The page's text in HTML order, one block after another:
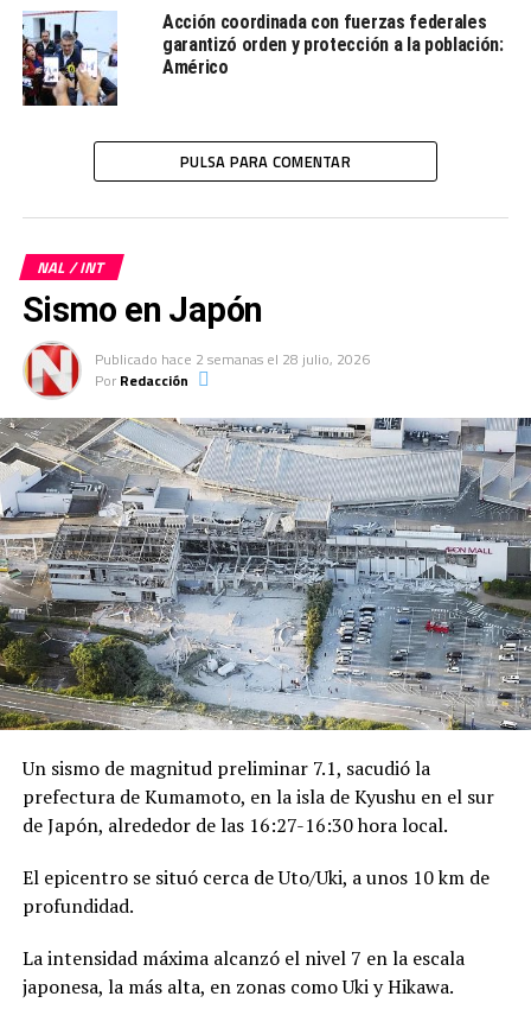
Acción coordinada con fuerzas federales
garantizó orden y protección a la población:
Américo
PULSA PARA COMENTAR
NAL / INT
Sismo en Japón
Publicado hace 2 semanas el 28 julio, 2026
Por Redacción
Un sismo de magnitud preliminar 7.1, sacudió la
prefectura de Kumamoto, en la isla de Kyushu en el sur
de Japón, alrededor de las 16:27-16:30 hora local.
El epicentro se situó cerca de Uto/Uki, a unos 10 km de
profundidad.
La intensidad máxima alcanzó el nivel 7 en la escala
japonesa, la más alta, en zonas como Uki y Hikawa.